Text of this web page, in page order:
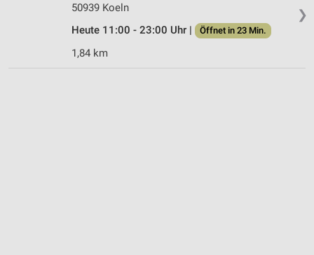
❯
50939 Koeln
Heute 11:00 - 23:00 Uhr |
Öffnet in 23 Min.
1,84 km